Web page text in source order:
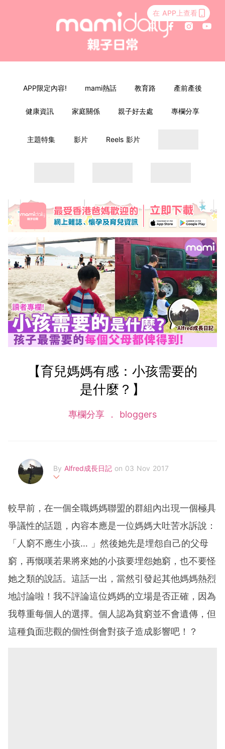
在 APP上查看
APP限定內容! mami熱話 教育路 產前產後
健康資訊 家庭關係 親子好去處 專欄分享
主題特集 影片 Reels 影片
【育兒媽媽有感：小孩需要的
是什麼？】
專欄分享 bloggers
By Alfred成長日記 on 03 Nov 2017
遊資訊、好物介紹等。 以及，Alfred媽作為母親的體會、學
習與得著。Facebook: https://m.facebook.com/AllAboutAl
fred/
較早前，在一個全職媽媽聯盟的群組內出現一個極具
爭議性的話題，內容本應是一位媽媽大吐苦水訴說：
「人窮不應生小孩… 」然後她先是埋怨自己的父母
窮，再慨嘆若果將來她的小孩要埋怨她窮，也不要怪
她之類的說話。這話一出，當然引發起其他媽媽熱烈
地討論啦！我不評論這位媽媽的立場是否正確，因為
我尊重每個人的選擇。個人認為貧窮並不會遺傳，但
這種負面悲觀的個性倒會對孩子造成影響吧！？